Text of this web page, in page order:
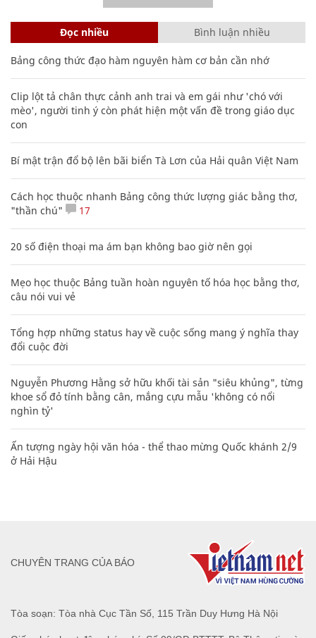
Đọc nhiều Bình luận nhiều
Bảng công thức đạo hàm nguyên hàm cơ bản cần nhớ
Clip lột tả chân thực cảnh anh trai và em gái như 'chó với
mèo', người tinh ý còn phát hiện một vấn đề trong giáo dục
con
Bí mật trận đổ bộ lên bãi biển Tà Lơn của Hải quân Việt Nam
Cách học thuộc nhanh Bảng công thức lượng giác bằng thơ,
"thần chú"
17
20 số điện thoại ma ám bạn không bao giờ nên gọi
Mẹo học thuộc Bảng tuần hoàn nguyên tố hóa học bằng thơ,
câu nói vui vẻ
Tổng hợp những status hay về cuộc sống mang ý nghĩa thay
đổi cuộc đời
Nguyễn Phương Hằng sở hữu khối tài sản "siêu khủng", từng
khoe sổ đỏ tính bằng cân, mắng cựu mẫu 'không có nổi
nghìn tỷ'
Ấn tượng ngày hội văn hóa - thể thao mừng Quốc khánh 2/9
ở Hải Hậu
Tòa soạn: Tòa nhà Cục Tần Số, 115 Trần Duy Hưng Hà Nội
CHUYÊN TRANG CỦA BÁO